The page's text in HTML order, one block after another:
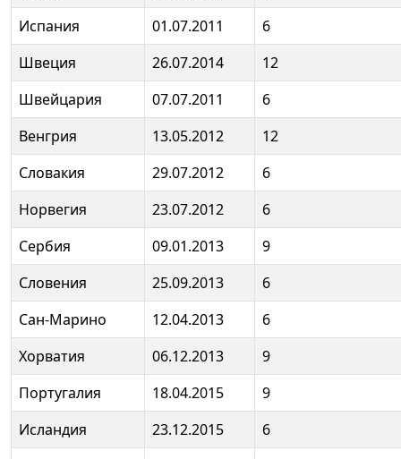
Испания
01.07.2011
6
Швеция
26.07.2014
12
Швейцария
07.07.2011
6
Венгрия
13.05.2012
12
Словакия
29.07.2012
6
Норвегия
23.07.2012
6
Сербия
09.01.2013
9
Словения
25.09.2013
6
Сан-Марино
12.04.2013
6
Хорватия
06.12.2013
9
Португалия
18.04.2015
9
Исландия
23.12.2015
6